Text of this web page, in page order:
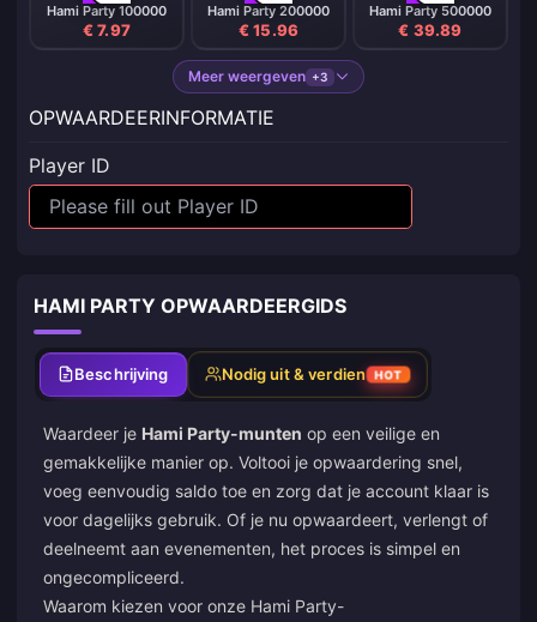
Hami Party 100000
€ 7.97
Hami Party 200000
€ 15.96
Hami Party 500000
€ 39.89
Meer weergeven +3
OPWAARDEERINFORMATIE
Player ID
HAMI PARTY OPWAARDEERGIDS
Beschrijving Nodig uit & verdien HOT
Waardeer je Hami Party-munten op een veilige en
gemakkelijke manier op. Voltooi je opwaardering snel,
voeg eenvoudig saldo toe en zorg dat je account klaar is
voor dagelijks gebruik. Of je nu opwaardeert, verlengt of
deelneemt aan evenementen, het proces is simpel en
ongecompliceerd.
Waarom kiezen voor onze Hami Party-